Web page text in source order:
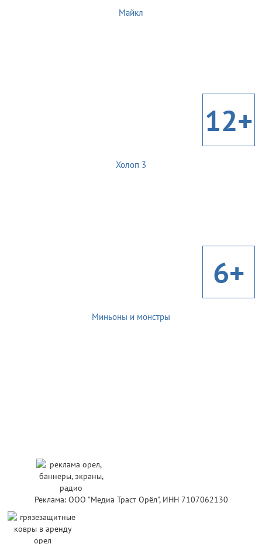
Майкл
12+
Холоп 3
6+
Миньоны и монстры
Реклама: ООО "Медиа Траст Орёл", ИНН 7107062130